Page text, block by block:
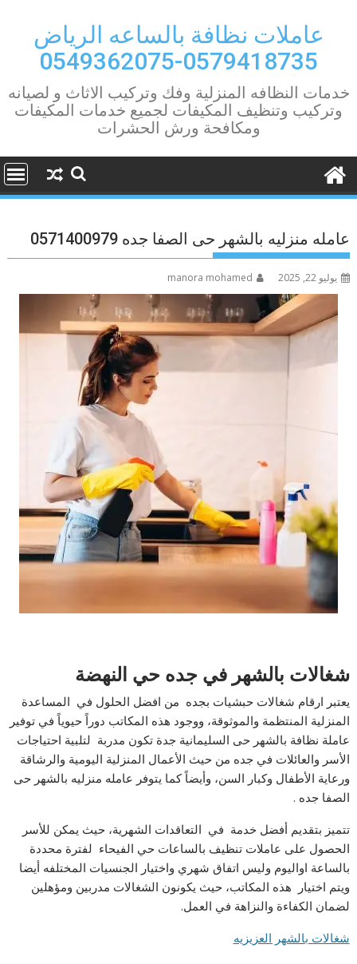
contentعاملات نظافة بالساعه الرياض
0579418735-0549362075
خدمات النظافه المنزلية وفك وتركيب الاثاث و لصيانه
وتركيب وتنظيف المكيفات لجميع خدمات المكيفات
ومكافحة ورش الحشرات
عامله منزليه بالشهر حى الصفا جده 0571400979
يوليو 22, 2025 manora mohamed
شغالات بالشهر في جده حي النهضة
يعتبر ارقام شغالات حبشيات بجده من افضل الحلول في المساعدة
المنزلية المنتظمة والموثوقة، ووجود هذه المكاتب دوراً حيوياً في توفير
عاملة نظافة بالشهر حى السليمانية جدة تكون مدربة لتلبية احتياجات
الأسر والعائلات في جده من حيث الأعمال المنزلية اليومية والرشاقة
ورعاية الأطفال وكبار السن، وأيضاً كما يتوفر عامله منزليه بالشهر حى
الصفا جده .
تتميز بتقديم أفضل خدمة في التعاقدات الشهرية، حيث يمكن للأسر
الحصول على عاملات تنظيف بالساعات حي الفيحاء لفترة محددة
بالساعة اواليوم وليس اتفاق شهري واختيار الجنسيات المختلفه أيضا
ويتم اختيار هذه المكاتب، حيث يكونون الشغالات مدربين ومؤهلين
لضمان الكفاءة والنزاهة في العمل.
شغالات بالشهر العزيزيه